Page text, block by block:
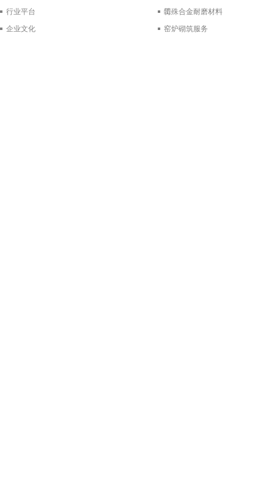
行业平台
企业文化
工
特殊合金耐磨材料
窑炉砌筑服务